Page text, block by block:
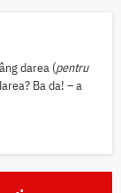
darea (pentru
Ba da! – a